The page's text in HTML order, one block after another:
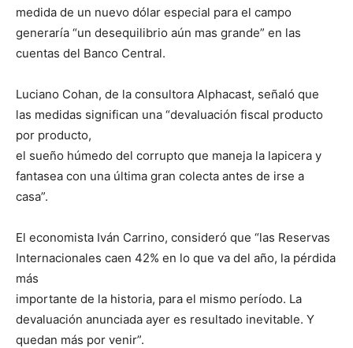
medida de un nuevo dólar especial para el campo
generaría “un desequilibrio aún mas grande” en las
cuentas del Banco Central.
Luciano Cohan, de la consultora Alphacast, señaló que
las medidas significan una “devaluación fiscal producto
por producto,
el sueño húmedo del corrupto que maneja la lapicera y
fantasea con una última gran colecta antes de irse a
casa”.
El economista Iván Carrino, consideró que “las Reservas
Internacionales caen 42% en lo que va del año, la pérdida
más
importante de la historia, para el mismo período. La
devaluación anunciada ayer es resultado inevitable. Y
quedan más por venir”.